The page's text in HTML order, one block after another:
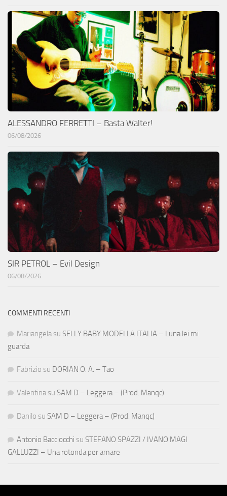
ALESSANDRO FERRETTI – Basta Walter!
06/08/2026
SIR PETROL – Evil Design
06/08/2026
COMMENTI RECENTI
Mariangela su SELLY BABY MODELLA ITALIA – Luna lei mi
guarda
Fabrizio su DORIAN O. A. – Tao
Valentina su SAM D – Leggera – (Prod. Manqc)
Danilo su SAM D – Leggera – (Prod. Manqc)
Antonio Bacciocchi su STEFANO SPAZZI / IVANO MAGI
GALLUZZI – Una rotonda per amare